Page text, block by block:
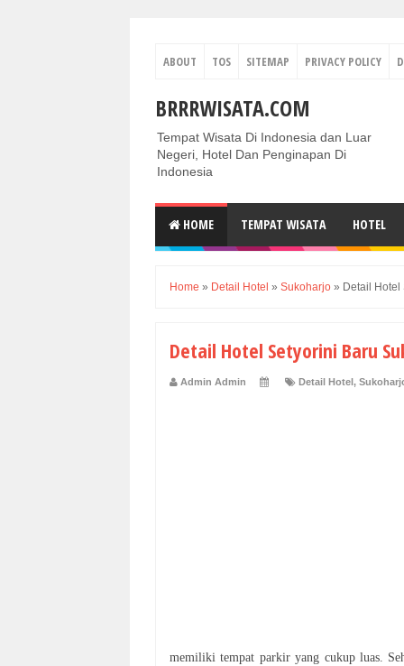
ABOUT TOS SITEMAP PRIVACY POLICY
BRRRWISATA.COM
Tempat Wisata Di Indonesia dan Luar
Negeri, Hotel Dan Penginapan Di
Indonesia
HOME TEMPAT WISATA HOTEL
Home » Detail Hotel » Sukoharjo » Detail
Detail Hotel Setyorini Baru
Admin Admin Detail Hotel,
memiliki tempat parkir yang cukup luas.